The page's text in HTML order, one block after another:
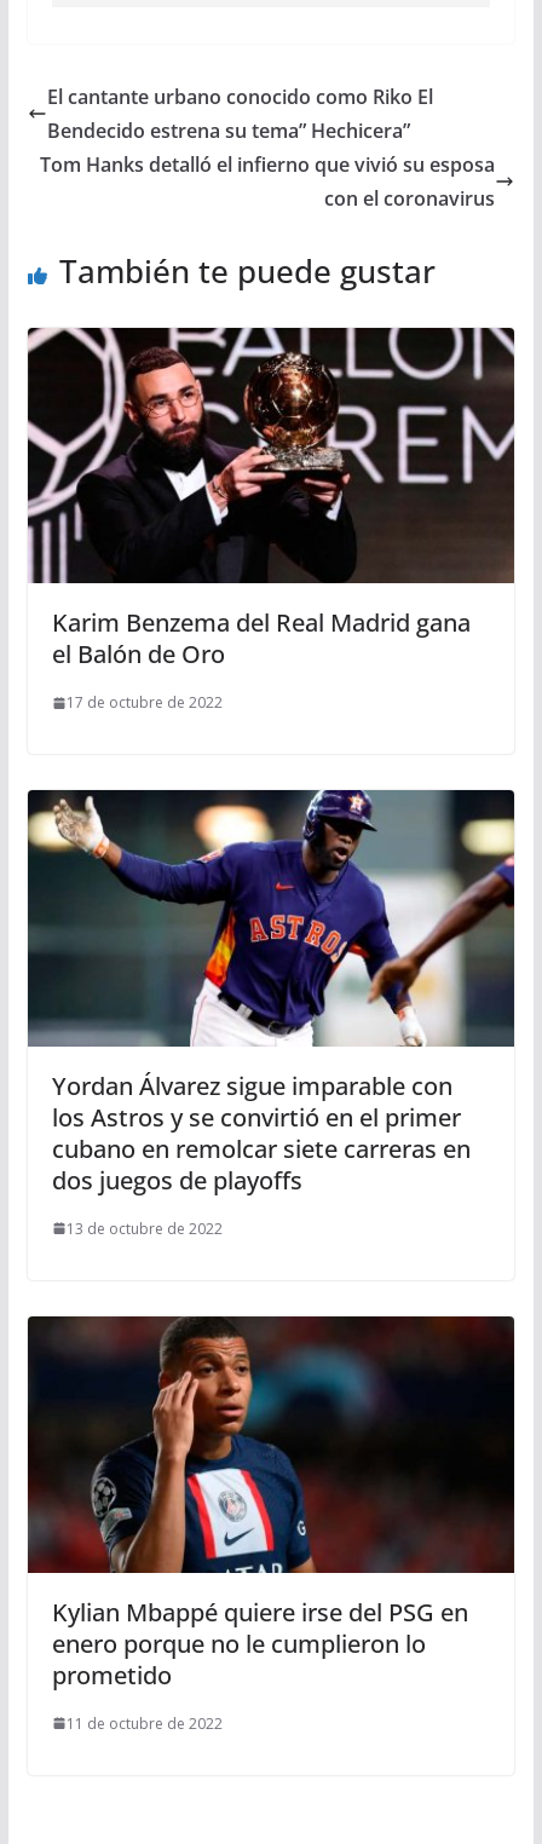
El cantante urbano conocido como Riko El
Bendecido estrena su tema” Hechicera”
Tom Hanks detalló el infierno que vivió su esposa
con el coronavirus
También te puede gustar
Karim Benzema del Real Madrid gana
el Balón de Oro
17 de octubre de 2022
Yordan Álvarez sigue imparable con
los Astros y se convirtió en el primer
cubano en remolcar siete carreras en
dos juegos de playoffs
13 de octubre de 2022
Kylian Mbappé quiere irse del PSG en
enero porque no le cumplieron lo
prometido
11 de octubre de 2022